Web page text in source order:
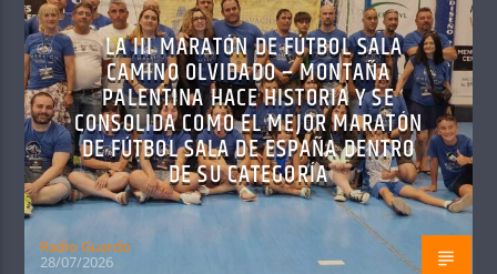
LA III MARATÓN DE FÚTBOL SALA
CAMINO OLVIDADO – MONTAÑA
PALENTINA HACE HISTORIA Y SE
CONSOLIDA COMO EL MEJOR MARATÓN
DE FÚTBOL SALA DE ESPAÑA DENTRO
DE SU CATEGORÍA
Radio Guardo
28/07/2026